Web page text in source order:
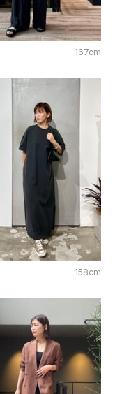
167cm
158cm